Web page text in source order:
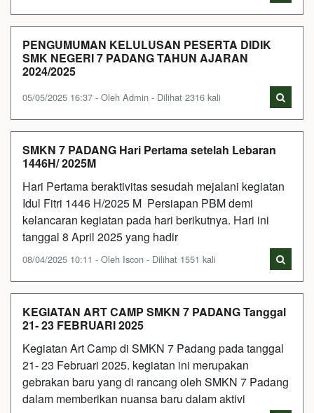
PENGUMUMAN KELULUSAN PESERTA DIDIK
SMK NEGERI 7 PADANG TAHUN AJARAN
2024/2025
05/05/2025 16:37 - Oleh Admin - Dilihat 2316 kali
SMKN 7 PADANG Hari Pertama setelah Lebaran
1446H/ 2025M
Hari Pertama beraktivitas sesudah mejalani kegiatan
Idul Fitri 1446 H/2025 M Persiapan PBM demi
kelancaran kegiatan pada hari berikutnya. Hari ini
tanggal 8 April 2025 yang hadir
08/04/2025 10:11 - Oleh Iscon - Dilihat 1551 kali
KEGIATAN ART CAMP SMKN 7 PADANG Tanggal
21- 23 FEBRUARI 2025
Kegiatan Art Camp di SMKN 7 Padang pada tanggal
21- 23 Februari 2025. kegiatan ini merupakan
gebrakan baru yang di rancang oleh SMKN 7 Padang
dalam memberikan nuansa baru dalam aktivi